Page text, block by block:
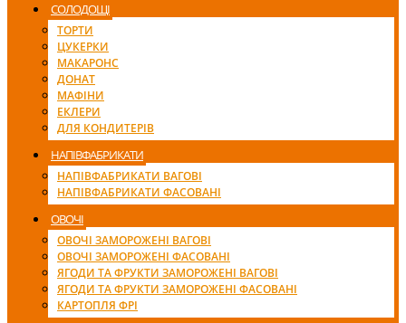
СОЛОДОЩІ
ТОРТИ
ЦУКЕРКИ
МАКАРОНС
ДОНАТ
МАФІНИ
ЕКЛЕРИ
ДЛЯ КОНДИТЕРІВ
НАПІВФАБРИКАТИ
НАПІВФАБРИКАТИ ВАГОВІ
НАПІВФАБРИКАТИ ФАСОВАНІ
ОВОЧІ
ОВОЧІ ЗАМОРОЖЕНІ ВАГОВІ
ОВОЧІ ЗАМОРОЖЕНІ ФАСОВАНІ
ЯГОДИ ТА ФРУКТИ ЗАМОРОЖЕНІ ВАГОВІ
ЯГОДИ ТА ФРУКТИ ЗАМОРОЖЕНІ ФАСОВАНІ
КАРТОПЛЯ ФРІ